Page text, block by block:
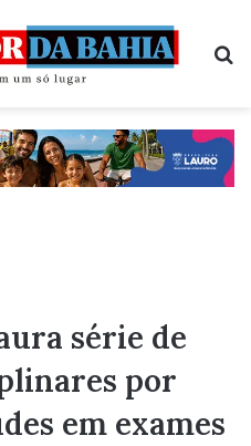
série de
por
em exames